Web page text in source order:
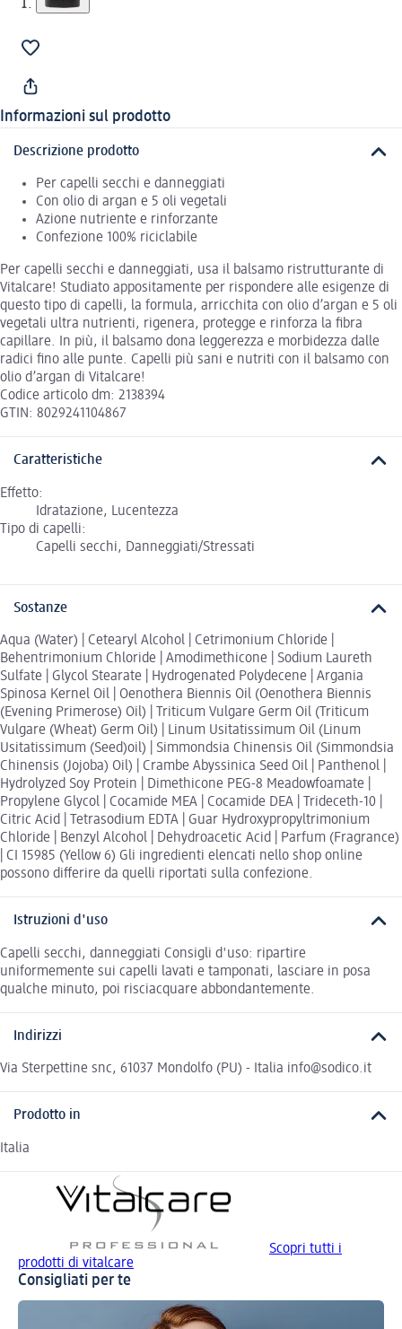
Informazioni sul prodotto
Descrizione prodotto
Per capelli secchi e danneggiati
Con olio di argan e 5 oli vegetali
Azione nutriente e rinforzante
Confezione 100% riciclabile
Per capelli secchi e danneggiati, usa il balsamo ristrutturante di
Vitalcare! Studiato appositamente per rispondere alle esigenze di
questo tipo di capelli, la formula, arricchita con olio d’argan e 5 oli
vegetali ultra nutrienti, rigenera, protegge e rinforza la fibra
capillare. In più, il balsamo dona leggerezza e morbidezza dalle
radici fino alle punte. Capelli più sani e nutriti con il balsamo con
olio d’argan di Vitalcare!
Codice articolo dm: 2138394
GTIN: 8029241104867
Caratteristiche
Effetto:
Idratazione, Lucentezza
Tipo di capelli:
Capelli secchi, Danneggiati/Stressati
Sostanze
Aqua (Water) | Cetearyl Alcohol | Cetrimonium Chloride |
Behentrimonium Chloride | Amodimethicone | Sodium Laureth
Sulfate | Glycol Stearate | Hydrogenated Polydecene | Argania
Spinosa Kernel Oil | Oenothera Biennis Oil (Oenothera Biennis
(Evening Primerose) Oil) | Triticum Vulgare Germ Oil (Triticum
Vulgare (Wheat) Germ Oil) | Linum Usitatissimum Oil (Linum
Usitatissimum (Seed)oil) | Simmondsia Chinensis Oil (Simmondsia
Chinensis (Jojoba) Oil) | Crambe Abyssinica Seed Oil | Panthenol |
Hydrolyzed Soy Protein | Dimethicone PEG-8 Meadowfoamate |
Propylene Glycol | Cocamide MEA | Cocamide DEA | Trideceth-10 |
Citric Acid | Tetrasodium EDTA | Guar Hydroxypropyltrimonium
Chloride | Benzyl Alcohol | Dehydroacetic Acid | Parfum (Fragrance)
| CI 15985 (Yellow 6) Gli ingredienti elencati nello shop online
possono differire da quelli riportati sulla confezione.
Istruzioni d'uso
Capelli secchi, danneggiati Consigli d'uso: ripartire
uniformemente sui capelli lavati e tamponati, lasciare in posa
qualche minuto, poi risciacquare abbondantemente.
Indirizzi
Via Sterpettine snc, 61037 Mondolfo (PU) - Italia info@sodico.it
Prodotto in
Italia
Scopri tutti i
prodotti di vitalcare
Consigliati per te